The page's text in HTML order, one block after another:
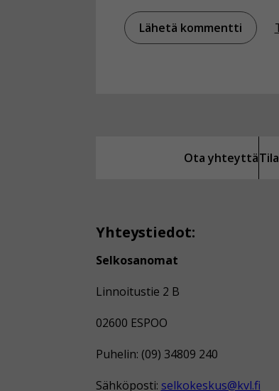
Ota yhteyttä
Yhteystiedot:
Selkosanomat
Linnoitustie 2 B
02600 ESPOO
Puhelin: (09) 34809 240
Sähköposti: selkokeskus@kvl.fi